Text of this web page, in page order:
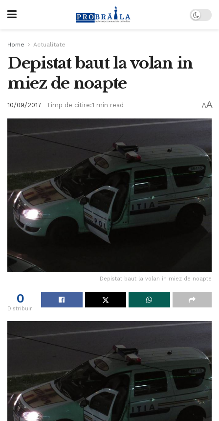
Home Actualitate
Depistat baut la volan in
miez de noapte
10/09/2017 Timp de citire:1 min read AA
Depistat baut la volan in miez de noapte
0
Distribuiri